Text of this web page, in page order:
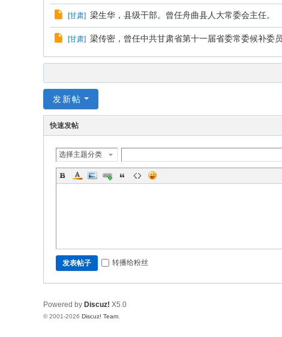
[甘肃] 梁生华，县级干部。曾任舟曲县人大常委会主任。
[甘肃] 梁传密，曾任中共甘肃省第十一届省委常委候补委员
发新帖
快速发帖
选择主题分类
发表帖子 转播给粉丝
Powered by Discuz! X5.0
© 2001-2026 Discuz! Team